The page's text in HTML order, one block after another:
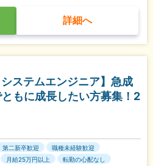
詳細へ
ステムエンジニア】急成
もに成長したい方募集！2
第二新卒歓迎
職種未経験歓迎
月給25万円以上 転勤の心配なし